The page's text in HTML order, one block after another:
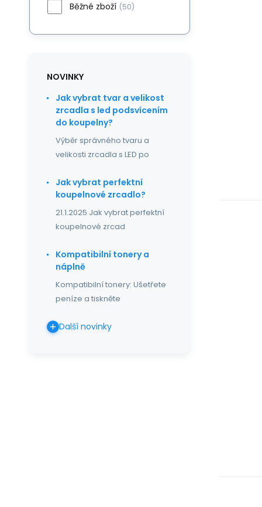
Běžné zboží (50)
NOVINKY
Jak vybrat tvar a velikost
zrcadla s led podsvícením
do koupelny?
Výběr správného tvaru a
velikosti zrcadla s LED po
Jak vybrat perfektní
koupelnové zrcadlo?
21.1.2025 Jak vybrat perfektní
koupelnové zrcad
Kompatibilní tonery a
náplně
Kompatibilní tonery: Ušetřete
peníze a tiskněte
Další novinky